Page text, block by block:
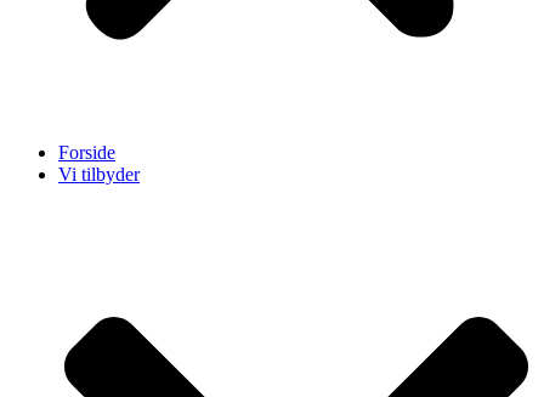
Forside
Vi tilbyder